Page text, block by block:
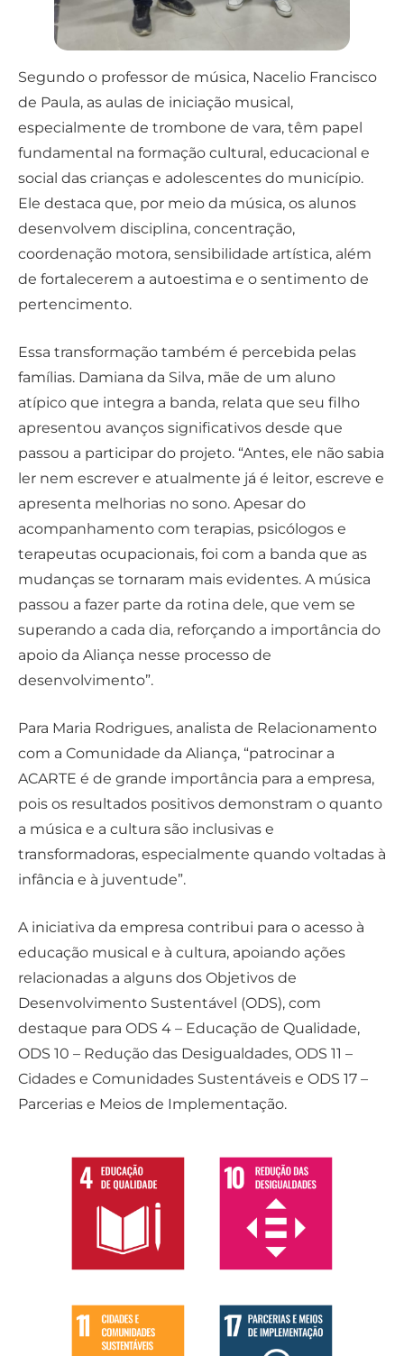
Segundo o professor de música, Nacelio Francisco
de Paula, as aulas de iniciação musical,
especialmente de trombone de vara, têm papel
fundamental na formação cultural, educacional e
social das crianças e adolescentes do município.
Ele destaca que, por meio da música, os alunos
desenvolvem disciplina, concentração,
coordenação motora, sensibilidade artística, além
de fortalecerem a autoestima e o sentimento de
pertencimento.
Essa transformação também é percebida pelas
famílias. Damiana da Silva, mãe de um aluno
atípico que integra a banda, relata que seu filho
apresentou avanços significativos desde que
passou a participar do projeto. “Antes, ele não sabia
ler nem escrever e atualmente já é leitor, escreve e
apresenta melhorias no sono. Apesar do
acompanhamento com terapias, psicólogos e
terapeutas ocupacionais, foi com a banda que as
mudanças se tornaram mais evidentes. A música
passou a fazer parte da rotina dele, que vem se
superando a cada dia, reforçando a importância do
apoio da Aliança nesse processo de
desenvolvimento”.
Para Maria Rodrigues, analista de Relacionamento
com a Comunidade da Aliança, “patrocinar a
ACARTE é de grande importância para a empresa,
pois os resultados positivos demonstram o quanto
a música e a cultura são inclusivas e
transformadoras, especialmente quando voltadas à
infância e à juventude”.
A iniciativa da empresa contribui para o acesso à
educação musical e à cultura, apoiando ações
relacionadas a alguns dos Objetivos de
Desenvolvimento Sustentável (ODS), com
destaque para ODS 4 – Educação de Qualidade,
ODS 10 – Redução das Desigualdades, ODS 11 –
Cidades e Comunidades Sustentáveis e ODS 17 –
Parcerias e Meios de Implementação.